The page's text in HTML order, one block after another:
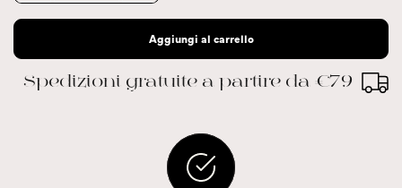
Aggiungi al carrello
Spedizioni gratuite a partire da €79